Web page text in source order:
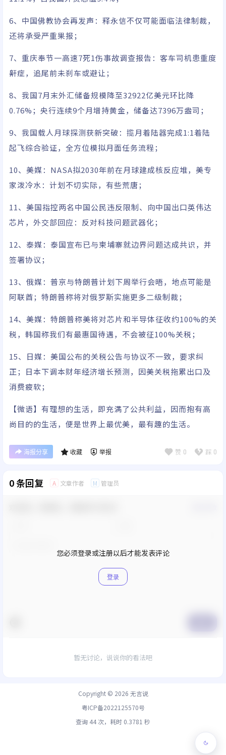
6、中国佛教协会再发声：释永信不仅可能面临法律制裁，
还将承受严重果报；
7、重庆奉节一高速7死1伤事故调查报告：客车司机患重度
鼾症，追尾前未刹车或避让；
8、我国7月末外汇储备规模降至32922亿美元环比降
0.76%​​；央行连续9个月增持黄金，​​储备达7396万盎司​​；
9、我国载人月球探测获新突破：揽月着陆器完成1:1着陆
起飞综合验证​​，​​全方位模拟月面任务流程​​；
10、美媒：NASA拟2030年前在月球建成核反应堆，美专
家泼冷水：计划不切实际，有些荒唐；
11、美国指控两名中国公民违反限制、向中国出口英伟达
芯片，外交部回应：反对科技问题武器化​​；
12、泰媒：泰国宣布已与柬埔寨就边界问题达成共识，并
签署协议；
13、俄媒：普京与特朗普计划下周举行会晤，地点可能是
阿联酋；特朗普称将对俄罗斯实施更多二级制裁；
14、美媒：特朗普称美将对芯片和半导体征收约100%的关
税，韩国称我们有最惠国待遇，不会被征100%关税；
15、日媒：美国公布的关税公告与协议不一致，要求纠
正；日本下调本财年经济增长预测，因美关税拖累出口及
消费疲软​​；
【微语】有理想的生活，即充满了公共利益，因而抱有高
尚目的的生活，便是世界上最优美，最有趣的生活。
海报分享 收藏 举报 赞 0 踩 0
0 条回复 A 文章作者 M 管理员
您必须登录或注册以后才能发表评论
登录
暂无讨论，说说你的看法吧
Copyright © 2026 无言说
粤ICP备2022125570号
查询 44 次，耗时 0.3781 秒